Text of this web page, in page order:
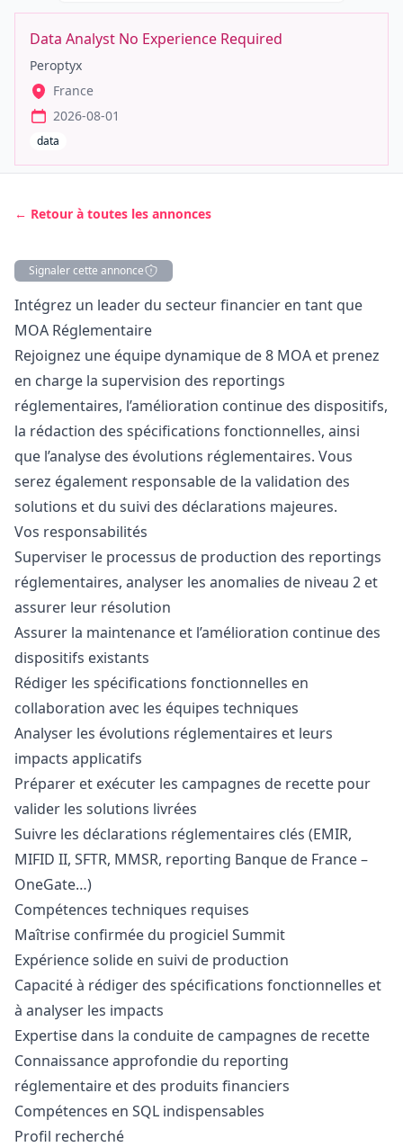
Data Analyst No Experience Required
Peroptyx
France
2026-08-01
data
← Retour à toutes les annonces
Signaler cette annonce
Description
Intégrez un leader du secteur financier en tant que
MOA Réglementaire
Rejoignez une équipe dynamique de 8 MOA et prenez
en charge la supervision des reportings
réglementaires, l’amélioration continue des dispositifs,
la rédaction des spécifications fonctionnelles, ainsi
que l’analyse des évolutions réglementaires. Vous
serez également responsable de la validation des
solutions et du suivi des déclarations majeures.
Vos responsabilités
Superviser le processus de production des reportings
réglementaires, analyser les anomalies de niveau 2 et
assurer leur résolution
Assurer la maintenance et l’amélioration continue des
dispositifs existants
Rédiger les spécifications fonctionnelles en
collaboration avec les équipes techniques
Analyser les évolutions réglementaires et leurs
impacts applicatifs
Préparer et exécuter les campagnes de recette pour
valider les solutions livrées
Suivre les déclarations réglementaires clés (EMIR,
MIFID II, SFTR, MMSR, reporting Banque de France –
OneGate…)
Compétences techniques requises
Maîtrise confirmée du progiciel Summit
Expérience solide en suivi de production
Capacité à rédiger des spécifications fonctionnelles et
à analyser les impacts
Expertise dans la conduite de campagnes de recette
Connaissance approfondie du reporting
réglementaire et des produits financiers
Compétences en SQL indispensables
Profil recherché